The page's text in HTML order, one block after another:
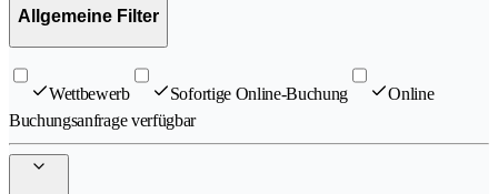
Allgemeine Filter
Wettbewerb Sofortige Online-Buchung
Online
Buchungsanfrage verfügbar